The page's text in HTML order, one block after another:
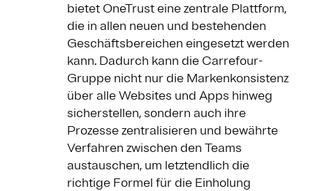
bietet OneTrust eine zentrale Plattform,
die in allen neuen und bestehenden
Geschäftsbereichen eingesetzt werden
kann. Dadurch kann die Carrefour-
Gruppe nicht nur die Markenkonsistenz
über alle Websites und Apps hinweg
sicherstellen, sondern auch ihre
Prozesse zentralisieren und bewährte
Verfahren zwischen den Teams
austauschen, um letztendlich die
richtige Formel für die Einholung